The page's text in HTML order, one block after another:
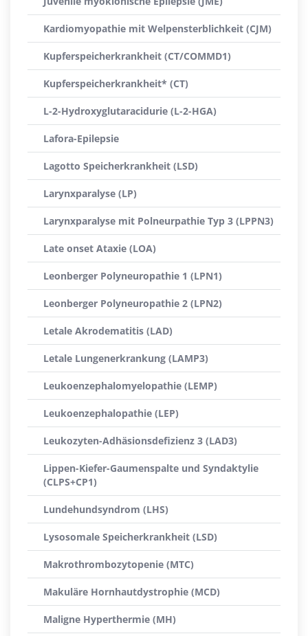
Kardiomyopathie mit Welpensterblichkeit (CJM)
Kupferspeicherkrankheit (CT/COMMD1)
Kupferspeicherkrankheit* (CT)
L-2-Hydroxyglutaracidurie (L-2-HGA)
Lafora-Epilepsie
Lagotto Speicherkrankheit (LSD)
Larynxparalyse (LP)
Larynxparalyse mit Polneurpathie Typ 3 (LPPN3)
Late onset Ataxie (LOA)
Leonberger Polyneuropathie 1 (LPN1)
Leonberger Polyneuropathie 2 (LPN2)
Letale Akrodematitis (LAD)
Letale Lungenerkrankung (LAMP3)
Leukoenzephalomyelopathie (LEMP)
Leukoenzephalopathie (LEP)
Leukozyten-Adhäsionsdefizienz 3 (LAD3)
Lippen-Kiefer-Gaumenspalte und Syndaktylie
(CLPS+CP1)
Lundehundsyndrom (LHS)
Lysosomale Speicherkrankheit (LSD)
Makrothrombozytopenie (MTC)
Makuläre Hornhautdystrophie (MCD)
Maligne Hyperthermie (MH)